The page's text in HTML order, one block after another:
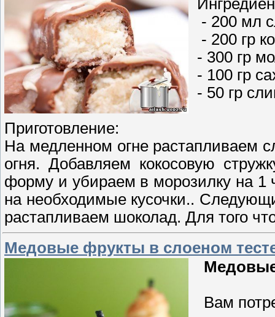
- 200 мл
- 200 гр
- 300 гр
- 100 гр
- 50 гр
Приготовление:
На медленном огне растапливаем
огня. Добавляем кокосовую
форму и убираем в морозилку на 1
на необходимые кусочки..
растапливаем шоколад. Для того
Медовые фрукты в слоеном
Вам